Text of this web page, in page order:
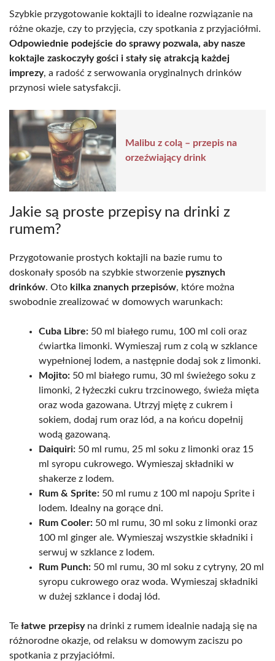
Szybkie przygotowanie koktajli to idealne rozwiązanie na
różne okazje, czy to przyjęcia, czy spotkania z przyjaciółmi.
Odpowiednie podejście do sprawy pozwala, aby nasze
koktajle zaskoczyły gości i stały się atrakcją każdej
imprezy, a radość z serwowania oryginalnych drinków
przynosi wiele satysfakcji.
Malibu z colą – przepis na
orzeźwiający drink
Jakie są proste przepisy na drinki z
rumem?
Przygotowanie prostych koktajli na bazie rumu to
doskonały sposób na szybkie stworzenie pysznych
drinków. Oto kilka znanych przepisów, które można
swobodnie zrealizować w domowych warunkach:
Cuba Libre: 50 ml białego rumu, 100 ml coli oraz
ćwiartka limonki. Wymieszaj rum z colą w szklance
wypełnionej lodem, a następnie dodaj sok z limonki.
Mojito: 50 ml białego rumu, 30 ml świeżego soku z
limonki, 2 łyżeczki cukru trzcinowego, świeża mięta
oraz woda gazowana. Utrzyj miętę z cukrem i
sokiem, dodaj rum oraz lód, a na końcu dopełnij
wodą gazowaną.
Daiquiri: 50 ml rumu, 25 ml soku z limonki oraz 15
ml syropu cukrowego. Wymieszaj składniki w
shakerze z lodem.
Rum & Sprite: 50 ml rumu z 100 ml napoju Sprite i
lodem. Idealny na gorące dni.
Rum Cooler: 50 ml rumu, 30 ml soku z limonki oraz
100 ml ginger ale. Wymieszaj wszystkie składniki i
serwuj w szklance z lodem.
Rum Punch: 50 ml rumu, 30 ml soku z cytryny, 20 ml
syropu cukrowego oraz woda. Wymieszaj składniki
w dużej szklance i dodaj lód.
Te łatwe przepisyna drinki z rumem idealnie nadają się na
różnorodne okazje, od relaksu w domowym zaciszu po
spotkania z przyjaciółmi.